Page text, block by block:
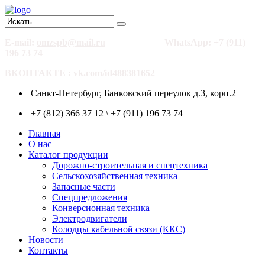
Санкт-Петербург, Банковский переулок д.3, корп.2
+7 (812) 366 37 12 \ +7 (911) 196 73 74
Главная
О нас
Каталог продукции
Дорожно-строительная и спецтехника
Сельскохозяйственная техника
Запасные части
Спецпредложения
Конверсионная техника
Электродвигатели
Колодцы кабельной связи (ККС)
Новости
Контакты